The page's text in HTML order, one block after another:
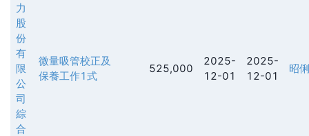
力
股
份
有
限
公
司
綜
合
微量吸管校正及
保養工作1式
525,000
2025-
12-01
2025-
12-01
昭